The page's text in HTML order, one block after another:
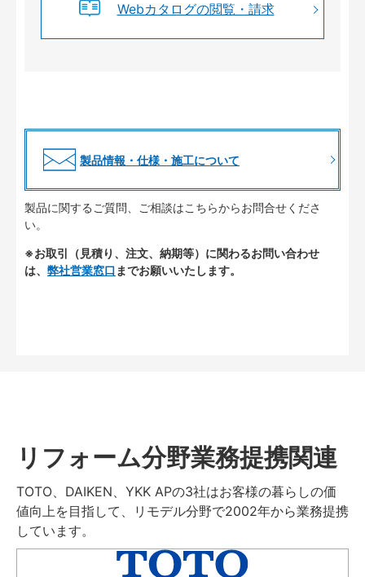
Webカタログの閲覧・請求
製品情報・仕様・施工について
製品に関するご質問、ご相談はこちらからお問合せくださ
い。
※お取引（見積り、注文、納期等）に関わるお問い合わせ
は、 弊社営業窓口 までお願いいたします。
リフォーム分野業務提携関連
TOTO、DAIKEN、YKK APの3社はお客様の暮らしの価
値向上を目指して、リモデル分野で2002年から業務提携
しています。